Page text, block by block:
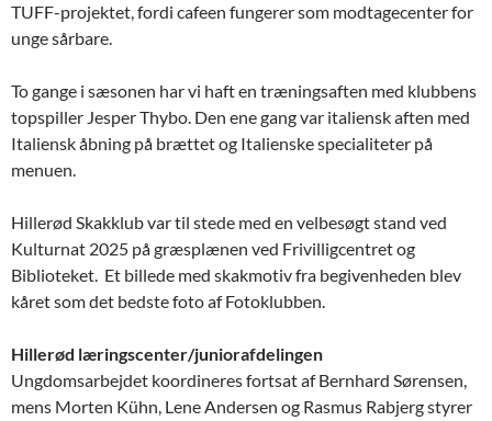
TUFF-projektet, fordi cafeen fungerer som modtagecenter for
unge sårbare.
To gange i sæsonen har vi haft en træningsaften med klubbens
topspiller Jesper Thybo. Den ene gang var italiensk aften med
Italiensk åbning på brættet og Italienske specialiteter på
menuen.
Hillerød Skakklub var til stede med en velbesøgt stand ved
Kulturnat 2025 på græsplænen ved Frivilligcentret og
Biblioteket. Et billede med skakmotiv fra begivenheden blev
kåret som det bedste foto af Fotoklubben.
Hillerød læringscenter/juniorafdelingen
Ungdomsarbejdet koordineres fortsat af Bernhard Sørensen,
mens Morten Kühn, Lene Andersen og Rasmus Rabjerg styrer